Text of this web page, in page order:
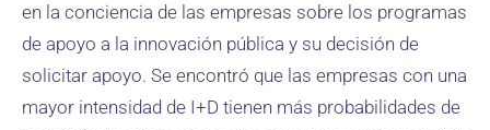
en la conciencia de las empresas sobre los programas
de apoyo a la innovación pública y su decisión de
solicitar apoyo. Se encontró que las empresas con una
mayor intensidad de I+D tienen más probabilidades de